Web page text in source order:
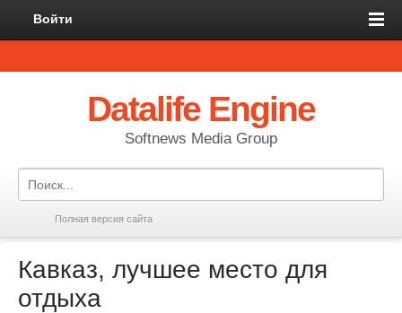
Войти
Datalife Engine
Softnews Media Group
Полная версия сайта
Кавказ, лучшее место для
отдыха